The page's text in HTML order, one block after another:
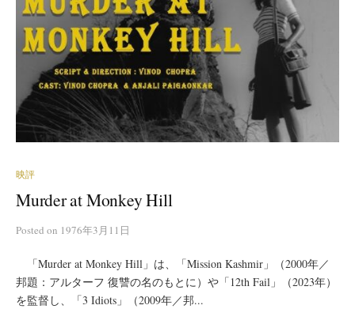
映評
Murder at Monkey Hill
Posted on 1976年3月11日
「Murder at Monkey Hill」は、「Mission Kashmir」（2000年／
邦題：アルターフ 復讐の名のもとに）や「12th Fail」（2023年）
を監督し、「3 Idiots」（2009年／邦...